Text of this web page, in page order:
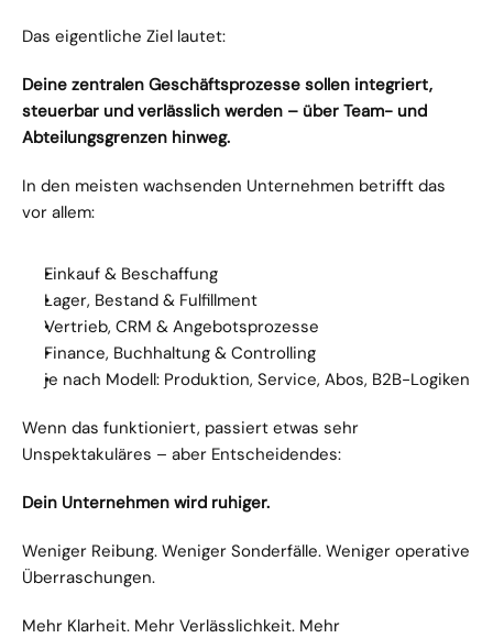
Das eigentliche Ziel lautet:
Deine zentralen Geschäftsprozesse sollen integriert,
steuerbar und verlässlich werden – über Team- und
Abteilungsgrenzen hinweg.
In den meisten wachsenden Unternehmen betrifft das
vor allem:
Einkauf & Beschaffung
Lager, Bestand & Fulfillment
Vertrieb, CRM & Angebotsprozesse
Finance, Buchhaltung & Controlling
je nach Modell: Produktion, Service, Abos, B2B-Logiken
Wenn das funktioniert, passiert etwas sehr
Unspektakuläres – aber Entscheidendes:
Dein Unternehmen wird ruhiger.
Weniger Reibung. Weniger Sonderfälle. Weniger operative
Überraschungen.
Mehr Klarheit. Mehr Verlässlichkeit. Mehr